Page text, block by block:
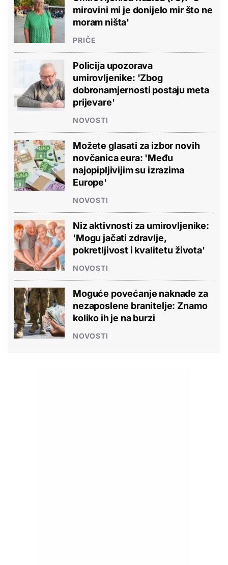
mirovini mi je donijelo mir što ne
moram ništa'
PRIČE
Policija upozorava
umirovljenike: 'Zbog
dobronamjernosti postaju meta
prijevare'
NOVOSTI
Možete glasati za izbor novih
novčanica eura: 'Među
najopipljivijim su izrazima
Europe'
NOVOSTI
Niz aktivnosti za umirovljenike:
'Mogu jačati zdravlje,
pokretljivost i kvalitetu života'
NOVOSTI
Moguće povećanje naknade za
nezaposlene branitelje: Znamo
koliko ih je na burzi
NOVOSTI